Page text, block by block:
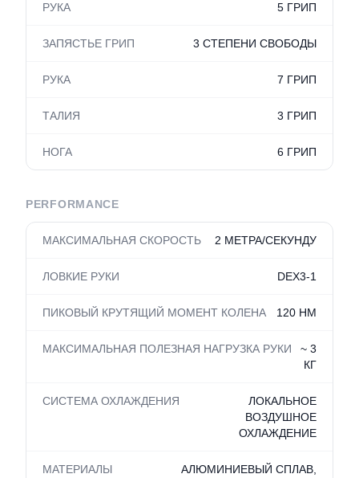
РУКА 5 ГРИП
ЗАПЯСТЬЕ ГРИП 3 СТЕПЕНИ СВОБОДЫ
РУКА 7 ГРИП
ТАЛИЯ 3 ГРИП
НОГА 6 ГРИП
PERFORMANCE
МАКСИМАЛЬНАЯ СКОРОСТЬ 2 МЕТРА/СЕКУНДУ
ЛОВКИЕ РУКИ DEX3-1
ПИКОВЫЙ КРУТЯЩИЙ МОМЕНТ КОЛЕНА 120 НМ
МАКСИМАЛЬНАЯ ПОЛЕЗНАЯ НАГРУЗКА РУКИ
~ 3
КГ
СИСТЕМА ОХЛАЖДЕНИЯ
ЛОКАЛЬНОЕ
ВОЗДУШНОЕ
ОХЛАЖДЕНИЕ
МАТЕРИАЛЫ
АЛЮМИНИЕВЫЙ СПЛАВ,